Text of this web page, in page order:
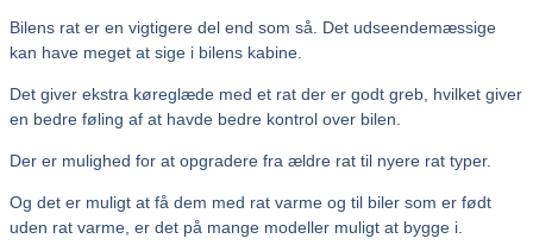
Bilens rat er en vigtigere del end som så. Det udseendemæssige
kan have meget at sige i bilens kabine.
Det giver ekstra køreglæde med et rat der er godt greb, hvilket giver
en bedre føling af at havde bedre kontrol over bilen.
Der er mulighed for at opgradere fra ældre rat til nyere rat typer.
Og det er muligt at få dem med rat varme og til biler som er født
uden rat varme, er det på mange modeller muligt at bygge i.